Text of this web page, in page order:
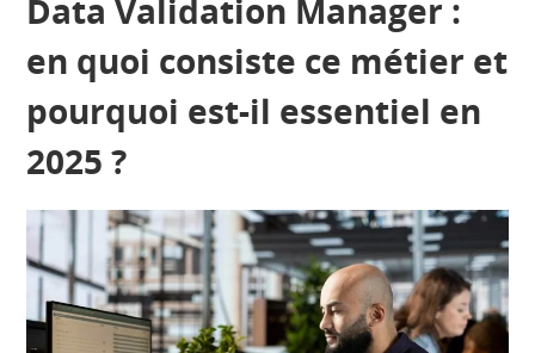
Data Validation Manager :
en quoi consiste ce métier et
pourquoi est-il essentiel en
2025 ?